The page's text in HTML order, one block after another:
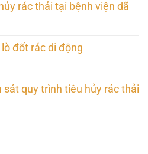
rác thải tại bệnh viện dã
đốt rác di động
sát quy trình tiêu hủy rác thải